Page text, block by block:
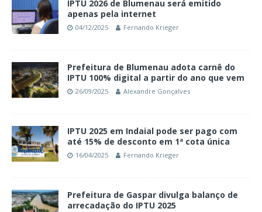
IPTU 2026 de Blumenau será emitido
apenas pela internet
04/12/2025 Fernando Krieger
Prefeitura de Blumenau adota carnê do
IPTU 100% digital a partir do ano que vem
26/09/2025 Alexandre Gonçalves
IPTU 2025 em Indaial pode ser pago com
até 15% de desconto em 1ª cota única
16/04/2025 Fernando Krieger
Prefeitura de Gaspar divulga balanço de
arrecadação do IPTU 2025